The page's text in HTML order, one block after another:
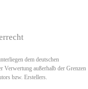
dem deutschen
Verwertung außerhalb der Grenzen
bzw. Erstellers.